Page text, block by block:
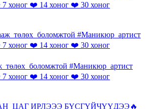
7 хоног ❤️ 14 хоног ❤️ 30 хоног
#Маникюр_артист
7 хоног ❤️ 14 хоног ❤️ 30 хоног